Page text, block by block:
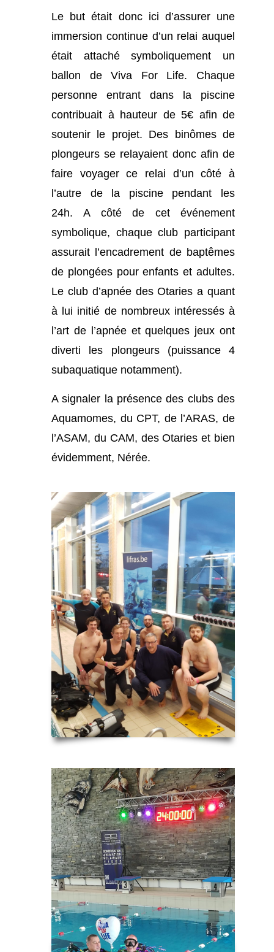
Le but était donc ici d’assurer une
immersion continue d’un relai auquel
était attaché symboliquement un
ballon de Viva For Life. Chaque
personne entrant dans la piscine
contribuait à hauteur de 5€ afin de
soutenir le projet. Des binômes de
plongeurs se relayaient donc afin de
faire voyager ce relai d’un côté à
l’autre de la piscine pendant les
24h. A côté de cet événement
symbolique, chaque club participant
assurait l’encadrement de baptêmes
de plongées pour enfants et adultes.
Le club d’apnée des Otaries a quant
à lui initié de nombreux intéressés à
l’art de l’apnée et quelques jeux ont
diverti les plongeurs (puissance 4
subaquatique notamment).
A signaler la présence des clubs des
Aquamomes, du CPT, de l’ARAS, de
l’ASAM, du CAM, des Otaries et bien
évidemment, Nérée.